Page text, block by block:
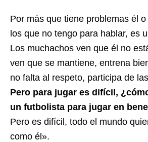
Por más que tiene problemas él
los que no tengo para hablar, es
Los muchachos ven que él no
ven que se mantiene, entrena
no falta al respeto, participa de
Pero para jugar es difícil,
un futbolista para jugar en
Pero es difícil, todo el mundo
como él».